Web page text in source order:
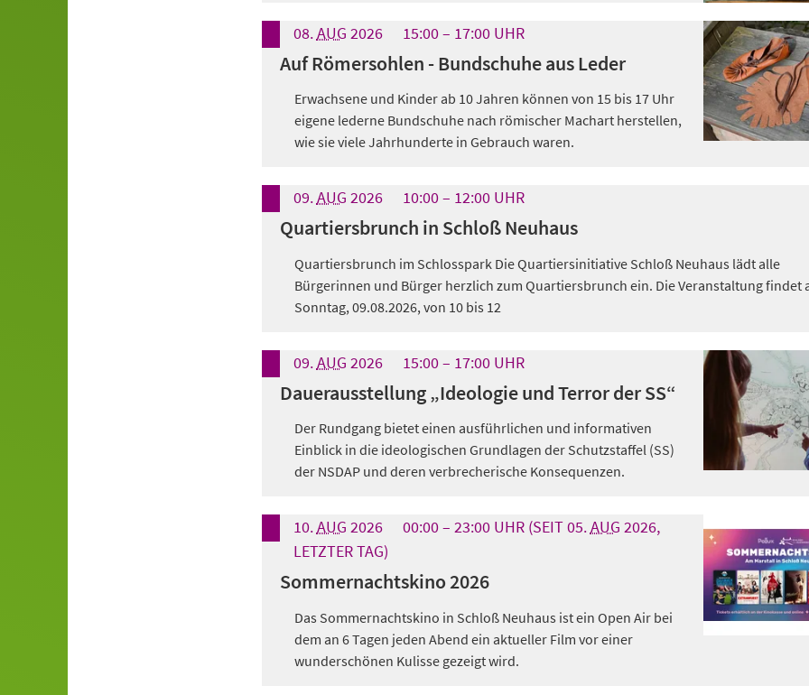
08.AUG 2026 15:00 17:00UHR
Auf Römersohlen - Bundschuhe aus Leder
Erwachsene und Kinder ab 10 Jahren können von 15 bis 17 Uhr
eigene lederne Bundschuhe nach römischer Machart herstellen,
wie sie viele Jahrhunderte in Gebrauch waren.
09.AUG 2026 10:00 12:00UHR
Quartiersbrunch in Schloß Neuhaus
Quartiersbrunch im Schlosspark Die Quartiersinitiative Schloß Neuhaus lädt alle
Bürgerinnen und Bürger herzlich zum Quartiersbrunch ein. Die Veranstaltung findet
Sonntag, 09.08.2026, von 10 bis 12
09.AUG 2026 15:00 17:00UHR
Dauerausstellung „Ideologie und Terror der SS“
Der Rundgang bietet einen ausführlichen und informativen
Einblick in die ideologischen Grundlagen der Schutzstaffel (SS)
der NSDAP und deren verbrecherische Konsequenzen.
10.AUG 2026 00:00 23:00UHR(SEIT 05.AUG 2026,
LETZTER TAG)
Sommernachtskino 2026
Das Sommernachtskino in Schloß Neuhaus ist ein Open Air bei
dem an 6 Tagen jeden Abend ein aktueller Film vor einer
wunderschönen Kulisse gezeigt wird.